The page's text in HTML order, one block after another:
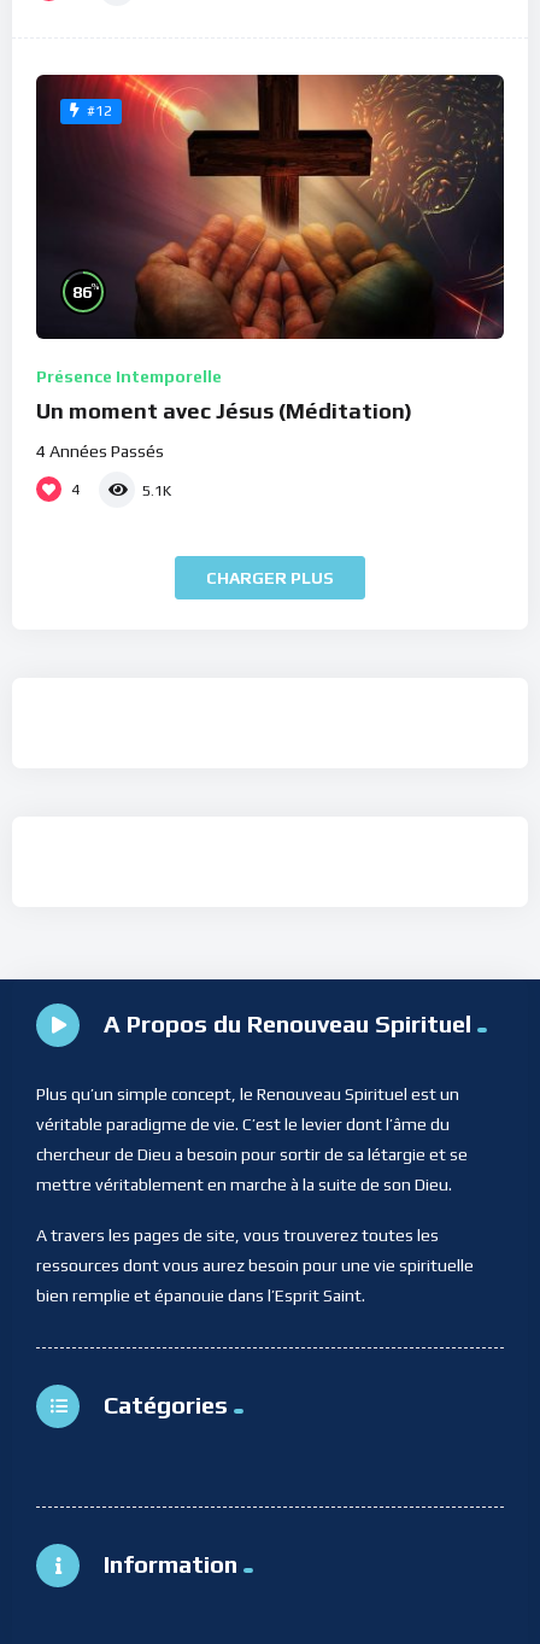
#12
86%
Présence Intemporelle
Un moment avec Jésus (Méditation)
4 Années Passés
4 5.1K
CHARGER PLUS
A Propos du Renouveau Spirituel
Plus qu’un simple concept, le Renouveau Spirituel est un
véritable paradigme de vie. C’est le levier dont l’âme du
chercheur de Dieu a besoin pour sortir de sa létargie et se
mettre véritablement en marche à la suite de son Dieu.
A travers les pages de site, vous trouverez toutes les
ressources dont vous aurez besoin pour une vie spirituelle
bien remplie et épanouie dans l’Esprit Saint.
Catégories
Information